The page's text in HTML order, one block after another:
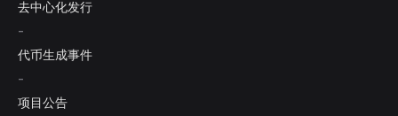
去中心化发行
-
代币生成事件
-
项目公告